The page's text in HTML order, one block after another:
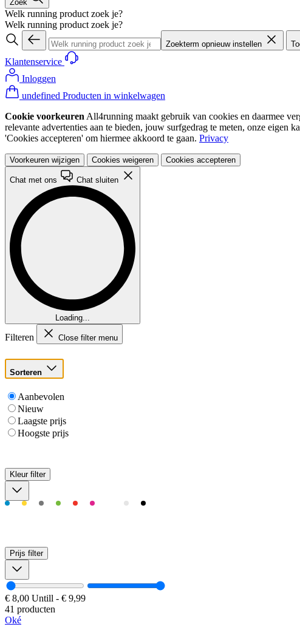
Zoek
Welk running product zoek je?
Welk running product zoek je?
Zoekterm opnieuw instellen
Klantenservice
Inloggen
undefined Producten in winkelwagen
Cookie voorkeuren All4running maakt gebruik van cookies en daarmee
relevante advertenties aan te bieden, jouw surfgedrag te meten, onze eigen
'Cookies accepteren' om hiermee akkoord te gaan. Privacy
Voorkeuren wijzigen Cookies weigeren Cookies accepteren
Chat met ons Chat sluiten
Loading...
Filteren Close filter menu
Sorteren
Aanbevolen
Nieuw
Laagste prijs
Hoogste prijs
Kleur filter
Prijs filter
€ 8,00 Untill - € 9,99
41 producten
Oké